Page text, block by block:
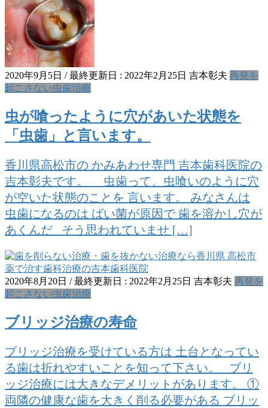
2020年9月5日 / 最終更新日 : 2022年2月25日 吉本彰夫 再発を
起こさない虫歯治療
虫が喰ったように穴があいた状態を
「虫歯」と言います。
香川県高松市の かみあわせ専門 吉本歯科医院の
吉本彰夫です。 虫歯って、虫喰いのように穴
が空いた状態のことを 言います。 みなさんは
虫歯になるのは ばい菌が原因で 歯を溶かし穴が
あくんだ そう思われていませ […]
2020年8月20日 / 最終更新日 : 2022年2月25日 吉本彰夫 再発を
起こさない虫歯治療
ブリッジ治療の寿命
ブリッジ治療を受けている方は 土台となってい
る歯は折れやすいことを知って下さい。 ブリ
ッジ治療には大きなデメリットがあります。 ①
両隣の健康な歯を大きく削る必要がある ブリッ